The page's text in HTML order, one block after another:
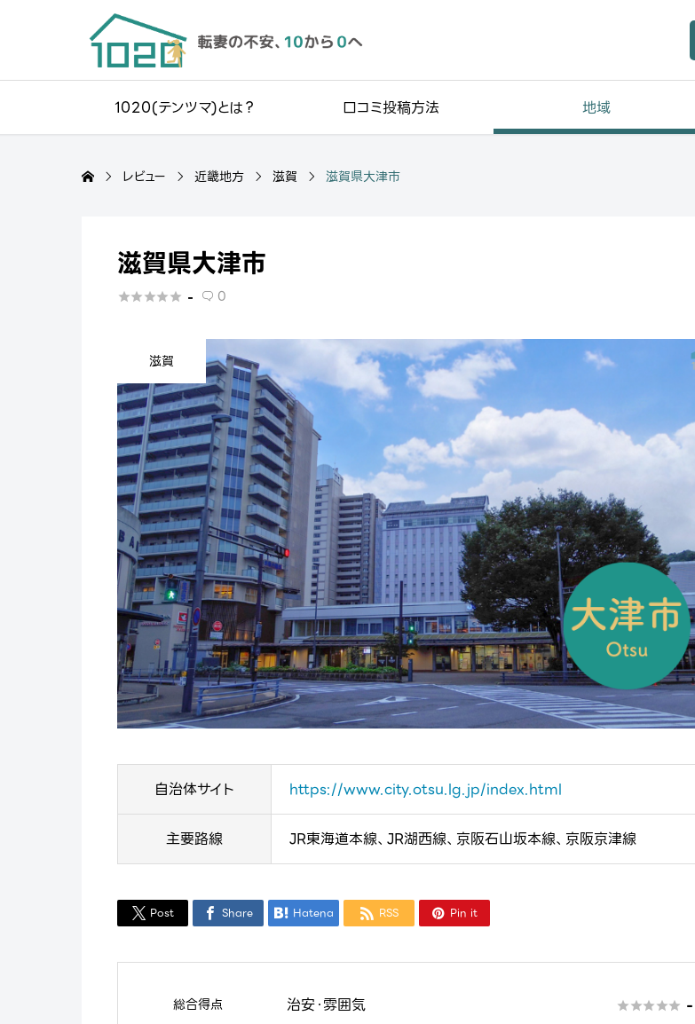
1020(テンツマ)とは？ 口コミ投稿方法 地域
レビュー 近畿地方 滋賀 滋賀県大津市
滋賀県大津市
 -  0
滋賀
自治体サイト https://www.city.otsu.lg.jp/index.html
主要路線 JR東海道本線、JR湖西線、京阪石山坂本線、京阪京津線
 Post  Share  Hatena  RSS  Pin it
総合得点 治安・雰囲気  -